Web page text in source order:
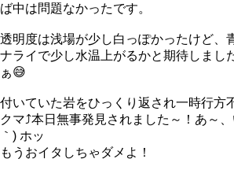
ば中は問題なかったです。
透明度は浅場が少し白っぽかったけど、
ナライで少し水温上がるかと期待しまし
ぁ😅
付いていた岩をひっくり返され一時行方
クマ⤴本日無事発見されました～！あ～
｀) ホッ
もうおイタしちゃダメよ！